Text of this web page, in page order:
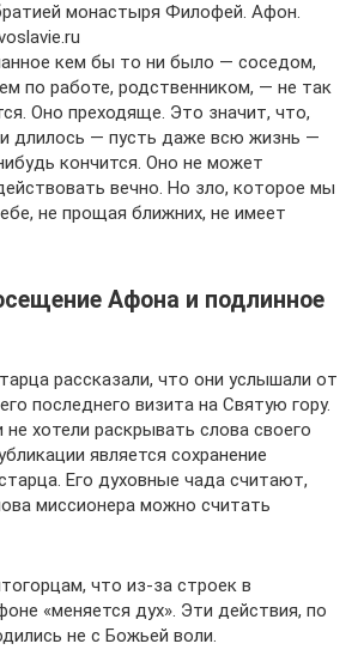
монастыря Филофей. Афон.
кем бы то ни было — соседом,
по работе, родственником, — не так
Оно преходяще. Это значит, что,
длилось — пусть даже всю жизнь —
кончится. Оно не может
вечно. Но зло, которое мы
не прощая ближних, не имеет
Афона и подлинное
рассказали, что они услышали от
последнего визита на Святую гору.
хотели раскрывать слова своего
является сохранение
Его духовные чада считают,
миссионера можно считать
что из-за строек в
«меняется дух». Эти действия, по
не с Божьей воли.